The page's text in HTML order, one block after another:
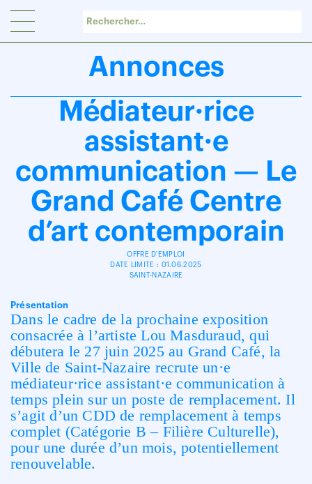
Annonces
Médiateur·rice
assistant·e
communication — Le
Grand Café Centre
d’art contemporain
OFFRE D'EMPLOI
DATE LIMITE : 01.06.2025
SAINT-NAZAIRE
Présentation
Dans le cadre de la prochaine exposition
consacrée à l’artiste Lou Masduraud, qui
débutera le 27 juin 2025 au Grand Café, la
Ville de Saint-Nazaire recrute un·e
médiateur·rice assistant·e communication à
temps plein sur un poste de remplacement. Il
s’agit d’un CDD de remplacement à temps
complet (Catégorie B – Filière Culturelle),
pour une durée d’un mois, potentiellement
renouvelable.